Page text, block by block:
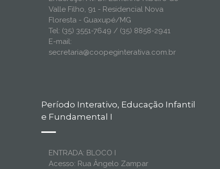
Valle Filho, 91 - Residencial Nova
Floresta - Guaxupé/MG
Tel: (35) 3551-7649 / (35) 8858-2941
E-mail:
secretaria@coopeginterativa.com.br
Período Interativo, Educação Infantil
e Fundamental I
ENTRADA: BLOCO I
Acesso: Rua Ângelo Zampar